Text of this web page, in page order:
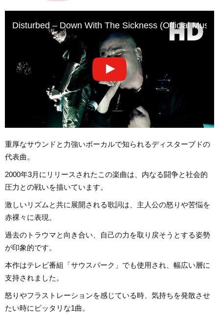
Disturbed – Down With The Sickness (Official
重厚なサウンドと力強いボーカルで知られるディスターブドの
代表曲。
2000年3月にリリースされたこの楽曲は、内なる闘争と社会的
圧力との戦いを描いています。
激しいリズムと共に展開される歌詞は、主人公の怒りや苦悩を
赤裸々に表現。
過去のトラウマと向き合い、自己の力を取り戻そうとする姿勢
が印象的です。
本作はテレビ番組「サウスパーク」でも使用され、幅広い層に
支持されました。
怒りやフラストレーションを感じている時、気持ちを発散させ
たい時にピッタリな1曲。